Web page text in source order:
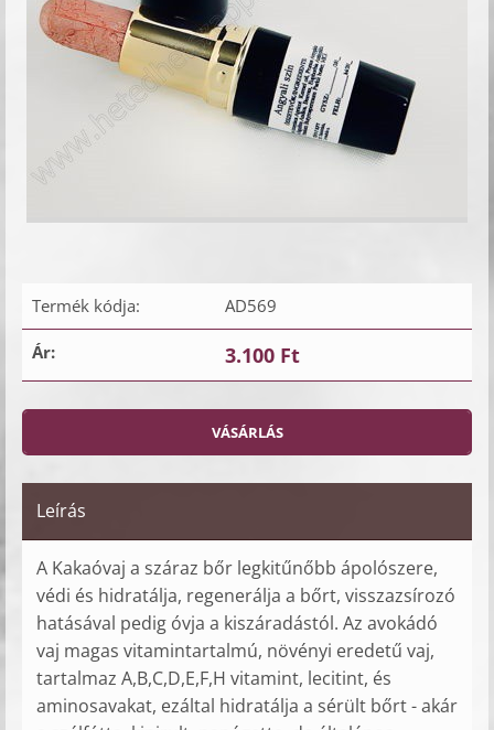
Termék kódja: AD569
Ár: 3.100 Ft
Leírás
A Kakaóvaj a száraz bőr legkitűnőbb ápolószere,
védi és hidratálja, regenerálja a bőrt, visszazsírozó
hatásával pedig óvja a kiszáradástól. Az avokádó
vaj magas vitamintartalmú, növényi eredetű vaj,
tartalmaz A,B,C,D,E,F,H vitamint, lecitint, és
aminosavakat, ezáltal hidratálja a sérült bőrt - akár